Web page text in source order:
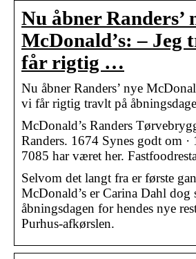
Nu åbner Randers’
McDonald’s: – Jeg
får rigtig …
Nu åbner Randers’ nye
vi får rigtig travlt på
McDonald’s Randers
Randers. 1674 Synes godt om ·
7085 har været her.
Selvom det langt fra er første
McDonald’s er Carina Dahl dog
åbningsdagen for hendes nye
Purhus-afkørslen.